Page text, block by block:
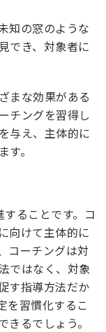
知の窓のような
でき、対象者に
まな効果がある
チングを習得し
与え、主体的に
。
ることです。コ
向けて主体的に
コーチングは対
ではなく、対象
す指導方法だか
を習慣化するこ
るでしょう。